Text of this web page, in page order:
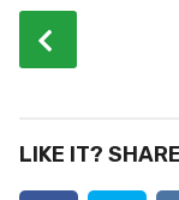
o
P
a
LIKE IT?